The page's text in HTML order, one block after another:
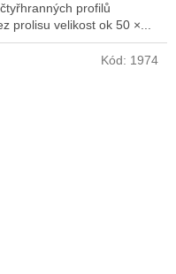
profilů
prolisu velikost ok 50 ×...
Kód: 1974